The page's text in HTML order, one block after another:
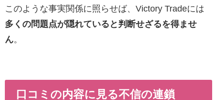
このような事実関係に照らせば、Victory Tradeには
多くの問題点が隠れていると判断せざるを得ませ
ん。
口コミの内容に見る不信の連鎖